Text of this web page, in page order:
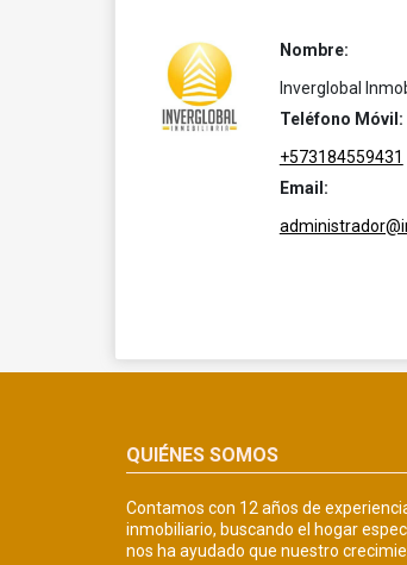
Nombre:
Inverglobal
Teléfono Móvil:
+573184559431
Email:
QUIÉNES SOMOS
Contamos con 12 años de
inmobiliario, buscando el hogar
nos ha ayudado que nuestro